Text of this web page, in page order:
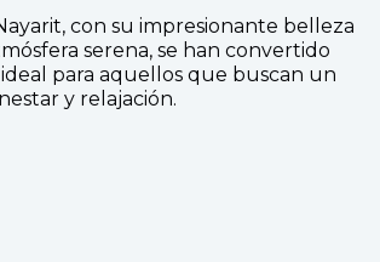
con su impresionante belleza
serena, se han convertido
para aquellos que buscan un
y relajación.